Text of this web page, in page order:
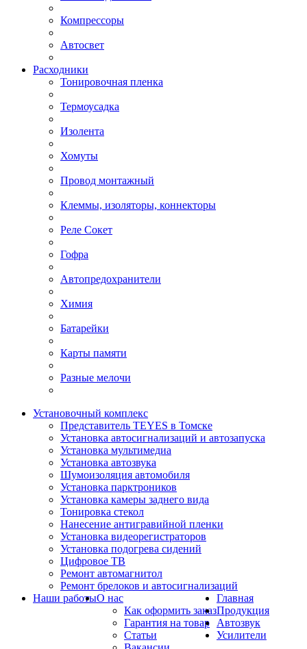
Компрессоры
Автосвет
Расходники
Тонировочная пленка
Термоусадка
Изолента
Хомуты
Провод монтажный
Клеммы, изоляторы, коннекторы
Реле Сокет
Гофра
Автопредохранители
Химия
Батарейки
Карты памяти
Разные мелочи
Установочный комплекс
Представитель TEYES в Томске
Установка автосигнализаций и автозапуска
Установка мультимедиа
Установка автозвука
Шумоизоляция автомобиля
Установка парктроников
Установка камеры заднего вида
Тонировка стекол
Нанесение антигравийной пленки
Установка видеорегистраторов
Установка подогрева сидений
Цифровое ТВ
Ремонт автомагнитол
Ремонт брелоков и автосигнализаций
Наши работыО нас
Как оформить заказ
Гарантия на товар
Статьи
Главная
Продукция
Автозвук
Усилители